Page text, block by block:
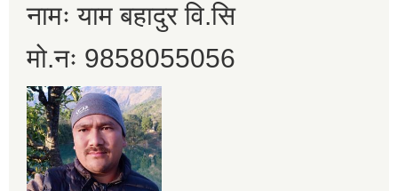
नामः याम बहादुर वि.सि
मो.नः 9858055056